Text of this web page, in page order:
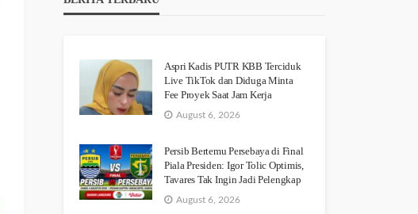
Aspri Kadis PUTR KBB Terciduk
Live TikTok dan Diduga Minta
Fee Proyek Saat Jam Kerja
August 6, 2026
Persib Bertemu Persebaya di Final
Piala Presiden: Igor Tolic Optimis,
Tavares Tak Ingin Jadi Pelengkap
August 6, 2026